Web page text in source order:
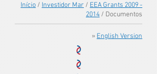
Início / Investidor Mar / EEA Grants 2009 -
2014 / Documentos
» English Version